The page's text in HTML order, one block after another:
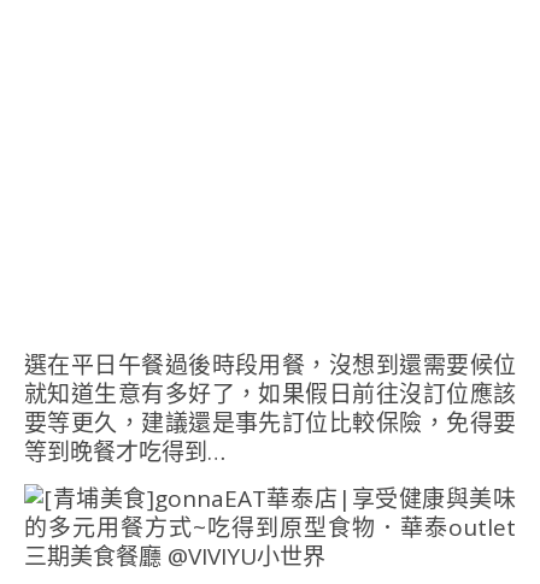
選在平日午餐過後時段用餐，沒想到還需要候位
就知道生意有多好了，如果假日前往沒訂位應該
要等更久，建議還是事先訂位比較保險，免得要
等到晚餐才吃得到…